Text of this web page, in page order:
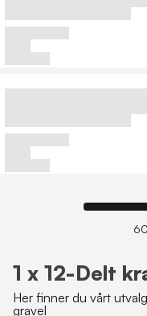
1 x 12-Delt
Her finner du vårt
gravel